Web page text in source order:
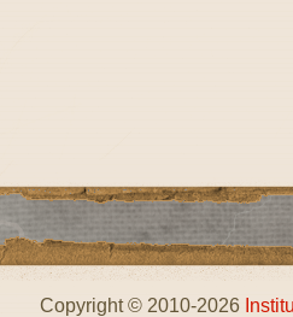
Copyright © 2010-2026